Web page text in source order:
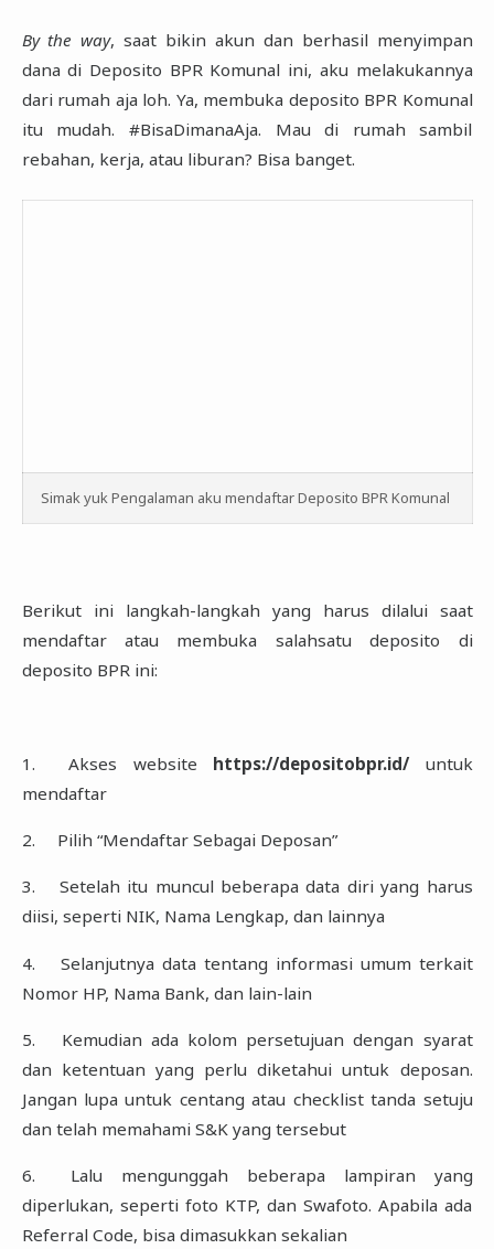
By the way, saat bikin akun dan berhasil menyimpan
dana di Deposito BPR Komunal ini, aku ‎melakukannya
dari rumah aja loh. Ya, membuka deposito BPR Komunal
itu mudah. ‎‎#BisaDimanaAja. Mau di rumah sambil
rebahan, kerja, atau liburan? Bisa banget.‎
Simak yuk Pengalaman aku mendaftar Deposito BPR Komunal
Berikut ini langkah-langkah yang harus dilalui saat
mendaftar atau membuka salahsatu ‎deposito di
deposito BPR ini:‎
‎1.‎ Akses website https://depositobpr.id/ untuk
mendaftar
‎2.‎ Pilih “Mendaftar Sebagai Deposan”‎
‎3.‎
Setelah itu muncul beberapa data diri yang harus
diisi, seperti NIK, Nama Lengkap, dan ‎lainnya
‎4.‎
Selanjutnya data tentang informasi umum terkait
Nomor HP, Nama Bank, dan lain-lain
‎5.‎
Kemudian ada kolom persetujuan dengan syarat
dan ketentuan yang perlu diketahui ‎untuk deposan.
Jangan lupa untuk centang atau checklist tanda setuju
dan telah ‎memahami S&K yang tersebut
‎6.‎
Lalu mengunggah beberapa lampiran yang
diperlukan, seperti foto KTP, dan Swafoto. ‎Apabila ada
Referral Code, bisa dimasukkan sekalian